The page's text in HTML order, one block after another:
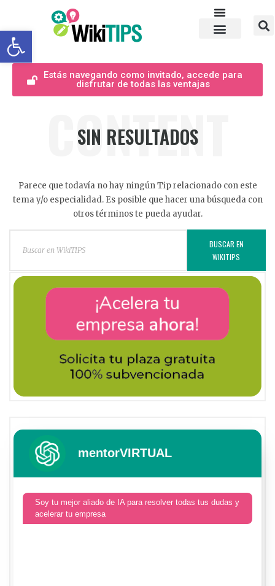
Abrir barra de herramientas
Estás navegando como invitado, accede para
disfrutar de todas las ventajas
CONTENT
SIN RESULTADOS
Parece que todavía no hay ningún Tip relacionado con este
tema y/o especialidad. Es posible que hacer una búsqueda con
otros términos te pueda ayudar.
BUSCAR EN
WIKITIPS
mentorVIRTUAL
Soy tu mejor aliado de IA para resolver todas tus dudas y
acelerar tu empresa